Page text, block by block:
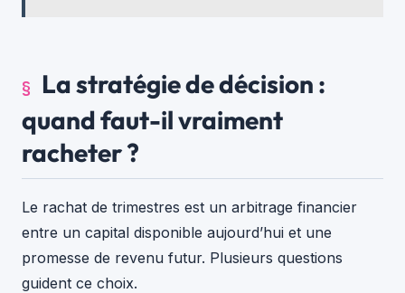
La stratégie de décision :
quand faut-il vraiment
racheter ?
Le rachat de trimestres est un arbitrage financier
entre un capital disponible aujourd’hui et une
promesse de revenu futur. Plusieurs questions
guident ce choix.